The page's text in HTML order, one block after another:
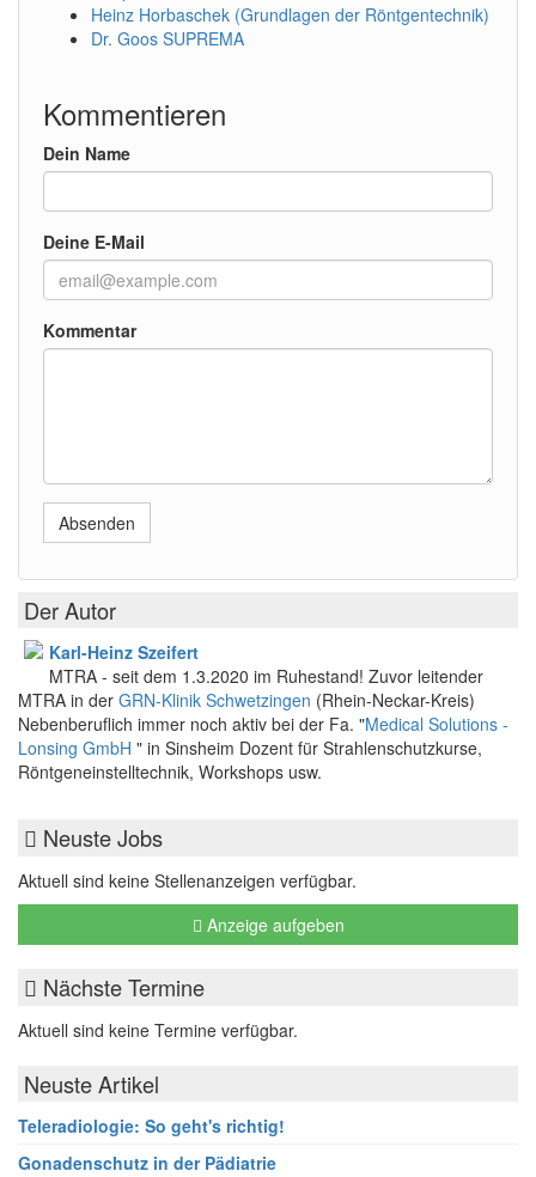
Heinz Horbaschek (Grundlagen der Röntgentechnik)
Dr. Goos SUPREMA
Kommentieren
Dein Name
Deine E-Mail
Kommentar
Absenden
Der Autor
Karl-Heinz Szeifert
MTRA - seit dem 1.3.2020 im Ruhestand! Zuvor leitender
MTRA in der GRN-Klinik Schwetzingen (Rhein-Neckar-Kreis)
Nebenberuflich immer noch aktiv bei der Fa. "Medical Solutions -
Lonsing GmbH " in Sinsheim Dozent für Strahlenschutzkurse,
Röntgeneinstelltechnik, Workshops usw.
Neuste Jobs
Aktuell sind keine Stellenanzeigen verfügbar.
Anzeige aufgeben
Nächste Termine
Aktuell sind keine Termine verfügbar.
Neuste Artikel
Teleradiologie: So geht's richtig!
Gonadenschutz in der Pädiatrie